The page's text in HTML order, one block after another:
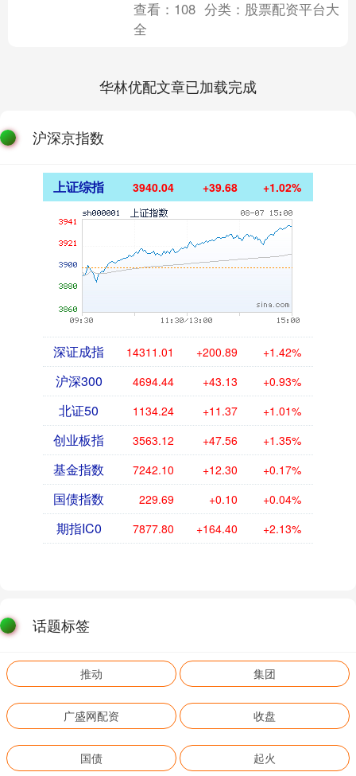
查看： 108 分类： 股票配资平台大
全
华林优配文章已加载完成
沪深京指数
上证综指 3940.04 +39.68 +1.02%
深证成指 14311.01 +200.89 +1.42%
沪深300 4694.44 +43.13 +0.93%
北证50 1134.24 +11.37 +1.01%
创业板指 3563.12 +47.56 +1.35%
基金指数 7242.10 +12.30 +0.17%
国债指数 229.69 +0.10 +0.04%
期指IC0 7877.80 +164.40 +2.13%
话题标签
推动 集团
广盛网配资 收盘
国债 起火